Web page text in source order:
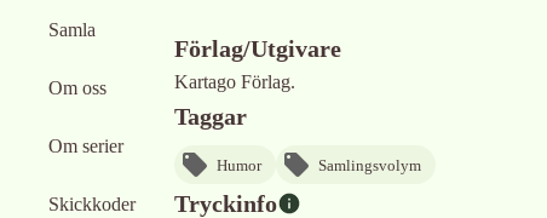
Samla
Om oss
Om serier
Skickkoder
Förlag/Utgivare
Kartago Förlag.
Taggar
Humor Samlingsvolym
Tryckinfo